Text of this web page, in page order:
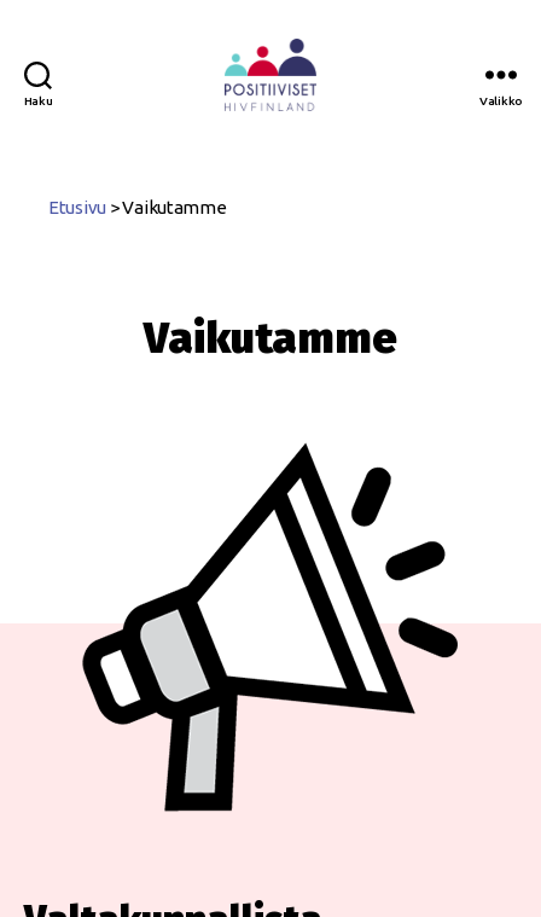
Haku Valikko
Etusivu >Vaikutamme
Vaikutamme